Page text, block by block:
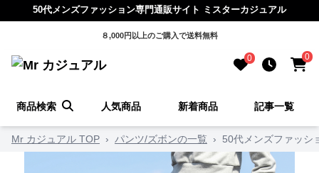
50代メンズファッション専門通販サイト ミスターカジュアル
８,000円以上のご購入で送料無料
0 0
商品検索 人気商品 新着商品 記事一覧
Mr カジュアル TOP › パンツ/ズボンの一覧 › 50代メンズファッ